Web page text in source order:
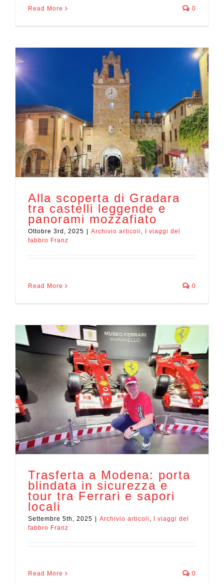
Read More 0
Alla scoperta di Gradara
tra castelli leggende e
panorami mozzafiato
Ottobre 3rd, 2025 Archivio articoli ,
I viaggi del
fabbro Franz
Read More 0
Trasferta a Modena: porta
blindata in sicurezza e
tour tra Ferrari e sapori
locali
Settembre 5th, 2025 Archivio articoli ,
I viaggi del
fabbro Franz
Read More 0